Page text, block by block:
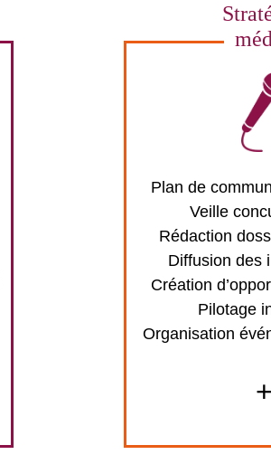
Plan de
Veille
Rédaction
Diffusion des
Création
Pilotage
Organisation
+